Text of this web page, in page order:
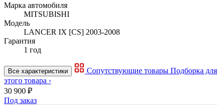
Марка автомобиля
MITSUBISHI
Модель
LANCER IX [CS] 2003-2008
Гарантия
1 год
Все характеристики Сопутствующие товары Подборка для
этого товара ›
30 900 ₽
Под заказ